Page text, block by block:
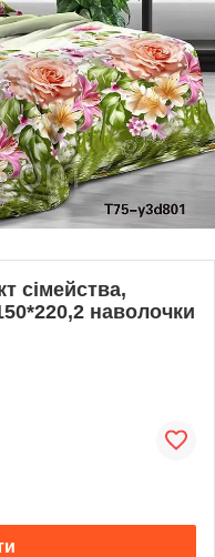
сімейства,
наволочки